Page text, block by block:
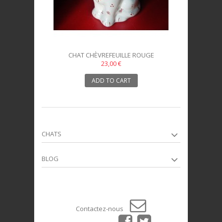
CHAT CHÈVREFEUILLE ROUGE
23,00 €
ADD TO CART
CHATS
BLOG
Contactez-nous